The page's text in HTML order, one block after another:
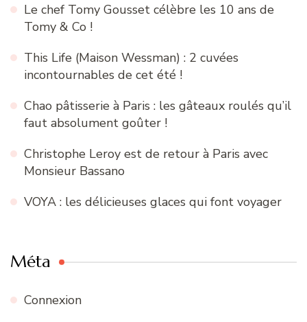
Le chef Tomy Gousset célèbre les 10 ans de
Tomy & Co !
This Life (Maison Wessman) : 2 cuvées
incontournables de cet été !
Chao pâtisserie à Paris : les gâteaux roulés qu’il
faut absolument goûter !
Christophe Leroy est de retour à Paris avec
Monsieur Bassano
VOYA : les délicieuses glaces qui font voyager
Méta
Connexion